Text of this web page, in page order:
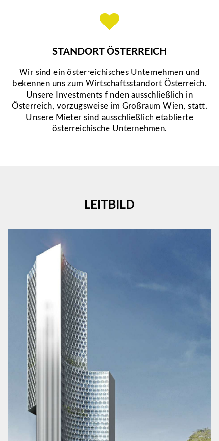
STANDORT ÖSTERREICH
Wir sind ein österreichisches Unternehmen und
bekennen uns zum Wirtschaftsstandort Österreich.
Unsere Investments finden ausschließlich in
Österreich, vorzugsweise im Großraum Wien, statt.
Unsere Mieter sind ausschließlich etablierte
österreichische Unternehmen.
LEITBILD